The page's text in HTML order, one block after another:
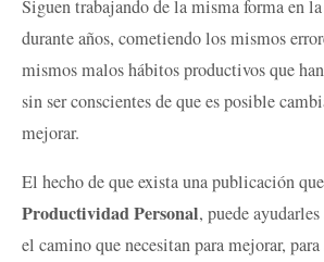
Siguen trabajando de la misma forma en
durante años, cometiendo los mismos
mismos malos hábitos productivos que
sin ser conscientes de que es posible
mejorar.
El hecho de que exista una publicación
Productividad Personal, puede
el camino que necesitan para mejorar, para